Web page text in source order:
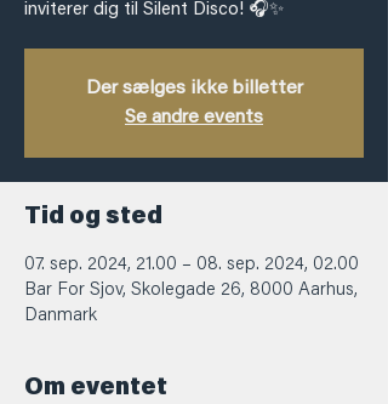
inviterer dig til Silent Disco! 🎧✨
Der sælges ikke billetter
Se andre events
Tid og sted
07. sep. 2024, 21.00 – 08. sep. 2024, 02.00
Bar For Sjov, Skolegade 26, 8000 Aarhus,
Danmark
Om eventet